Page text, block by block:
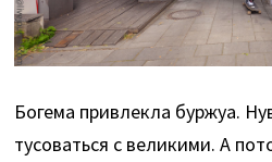
Богема привлекла буржуа.
тусоваться с великими. А